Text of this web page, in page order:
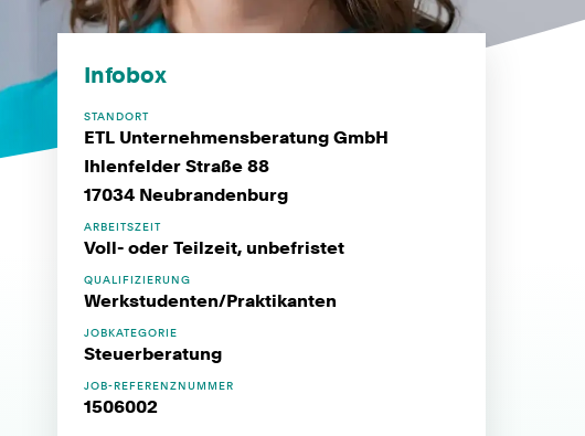
Infobox
STANDORT
ETL Unternehmensberatung GmbH
Ihlenfelder Straße 88
17034 Neubrandenburg
ARBEITSZEIT
Voll- oder Teilzeit, unbefristet
QUALIFIZIERUNG
Werkstudenten/Praktikanten
JOBKATEGORIE
Steuerberatung
JOB-REFERENZNUMMER
1506002